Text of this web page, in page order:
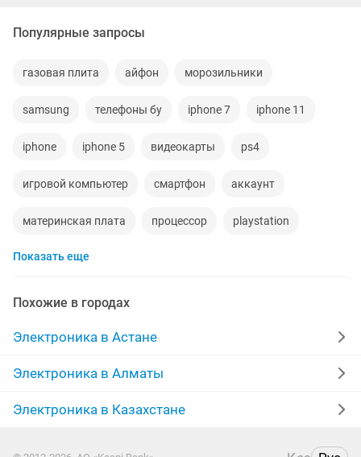
Популярные запросы
газовая плита айфон морозильники
samsung телефоны бу iphone 7 iphone 11
iphone iphone 5 видеокарты ps4
игровой компьютер смартфон аккаунт
материнская плата процессор playstation
стиральная машина
ddr2 xiaomi macbook
пылесос ipad 2 телефон
кислородный концентратор
Показать еще
Похожие в городах
Электроника в Астане
Электроника в Алматы
Электроника в Казахстане